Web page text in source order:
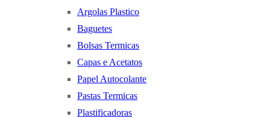
Argolas Plastico
Baguetes
Bolsas Termicas
Capas e Acetatos
Papel Autocolante
Pastas Termicas
Plastificadoras